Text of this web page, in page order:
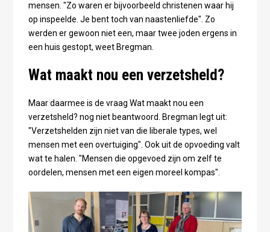
mensen. "Zo waren er bijvoorbeeld christenen waar hij
op inspeelde. Je bent toch van naastenliefde". Zo
werden er gewoon niet een, maar twee joden ergens in
een huis gestopt, weet Bregman.
Wat maakt nou een verzetsheld?
Maar daarmee is de vraag Wat maakt nou een
verzetsheld? nog niet beantwoord. Bregman legt uit:
"Verzetshelden zijn niet van die liberale types, wel
mensen met een overtuiging". Ook uit de opvoeding valt
wat te halen. "Mensen die opgevoed zijn om zelf te
oordelen, mensen met een eigen moreel kompas".